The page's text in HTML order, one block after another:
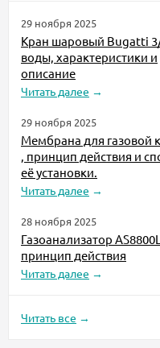
29 ноября 2025
Кран шаровый Bugatti
воды, характеристики и
описание
Читать далее →
29 ноября 2025
Мембрана для газовой
, принцип действия и
её установки.
Читать далее →
28 ноября 2025
Газоанализатор AS8800L
принцип действия
Читать далее →
Читать все →